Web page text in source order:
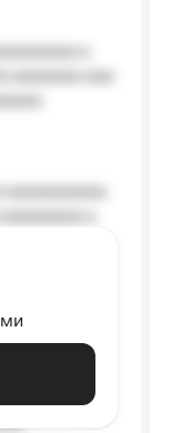
aaa